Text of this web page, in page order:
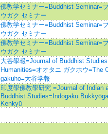
佛教学セミナー=Buddhist Seminar=
ウガク セミナー
佛教学セミナー=Buddhist Seminar=
ウガク セミナー
佛教学セミナー=Buddhist Seminar=
ウガク セミナー
大谷學報=Journal of Buddhist
Humanities=オオタニ ガクホウ=The
gakuho=大谷学報
印度學佛教學研究 =Journal of Indian
Buddhist Studies=Indogaku
Kenkyū